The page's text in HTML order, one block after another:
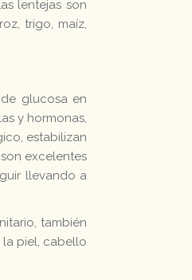
lentejas son
trigo, maíz,
glucosa en
y hormonas,
estabilizan
excelentes
llevando a
también
piel, cabello